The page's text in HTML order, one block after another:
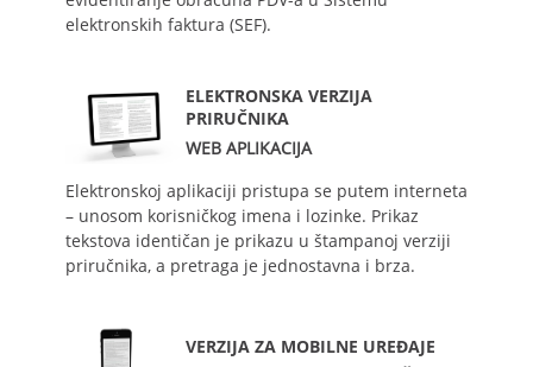
elektronskih faktura (SEF).
ELEKTRONSKA VERZIJA
PRIRUČNIKA
WEB APLIKACIJA
Elektronskoj aplikaciji pristupa se putem interneta
– unosom korisničkog imena i lozinke. Prikaz
tekstova identičan je prikazu u štampanoj verziji
priručnika, a pretraga je jednostavna i brza.
VERZIJA ZA MOBILNE UREĐAJE